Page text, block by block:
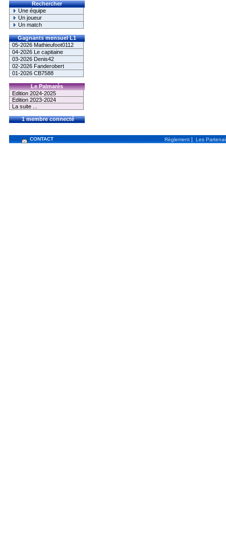
Rechercher
Une équipe
Un joueur
Un match
Gagnants mensuel L1
05-2026 Mathieufoot0112
04-2026 Le capitaine
03-2026 Denis42
02-2026 Fanderobert
01-2026 CB7588
Le Palmarès
Edition 2024-2025
Edition 2023-2024
La suite ...
1 membre connecté
CONTACT Règlement | Les